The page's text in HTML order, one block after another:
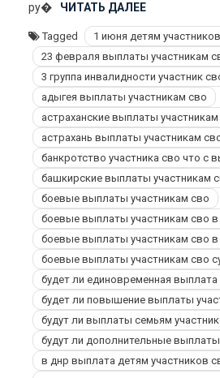
ру�
ЧИТАТЬ ДАЛЕЕ
Tagged
1 июня детям
23 февраля выплаты участникам
3 группа инвалидности участник
адыгея выплаты участникам сво
астраханские выплаты
астрахань выплаты участникам
банкротство участника сво что с
башкирские выплаты участникам
боевые выплаты участникам сво
боевые выплаты участникам сво в
боевые выплаты участникам сво в
боевые выплаты участникам сво
будет ли единовременная выплата
будет ли повышение выплаты
будут ли выплаты семьям
будут ли дополнительные
в днр выплата детям участников